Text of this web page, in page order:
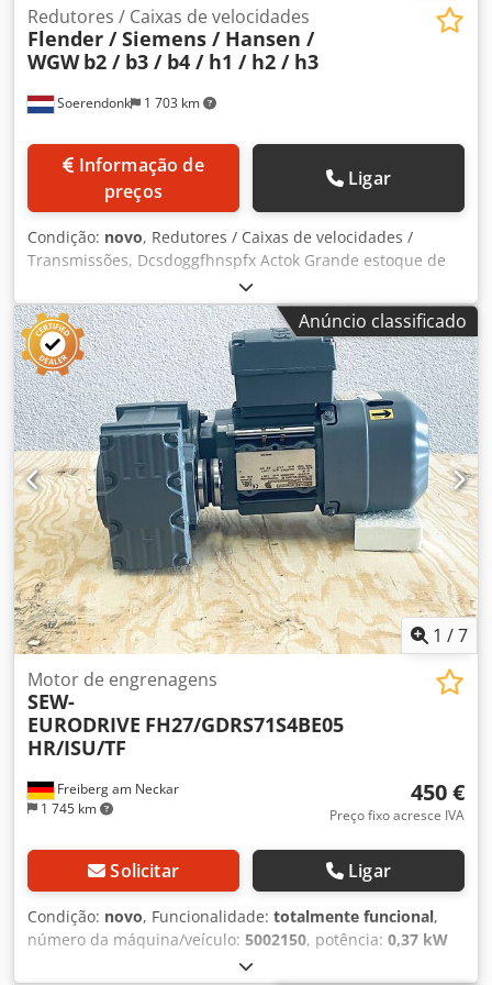
Soerendonk 1 703 km
Redutores / Caixas de velocidades
Flender / Siemens / Hansen /
WGW b2 / b3 / b4 / h1 / h2 / h3
preços
Ligar
Condição: novo, Redutores / Caixas de velocidades /
Transmissões, Dcsdoggfhnspfx Actok Grande estoque de
redutores e redutores usados e não usados de fabricantes
como Flender, Siemens, Hansen, KSB, WGW, TGW e SALA.
Diferentes proporções, tamanhos, com / sem backstop. Por
favor contacte-nos para encontrar uma caixa de
velocidades adequada.
Anúncio classificado
1 /7
Freiberg am Neckar
1 745 km
Motor de engrenagens
SEW-
EURODRIVE FH27/GDRS71S4BE05
HR/ISU/TF
450 €
Preço fixo acresce IVA
Solicitar Ligar
Condição: novo, Funcionalidade: totalmente funcional,
número da máquina/veículo: 5002150, potência: 0,37 kW
, velocidade de rotação (min.):